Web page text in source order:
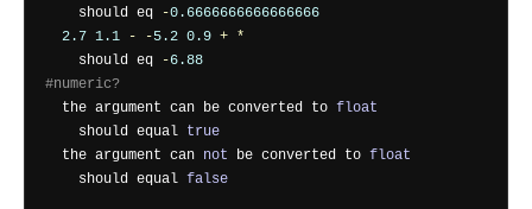
      should eq
-0.6666666666666666
2.7 1.1 - -5.2 0.9 + *
      should eq
-6.88
#numeric?
    the argument can be converted to
float
      should equal
true
    the argument can
not be converted to float
      should equal
false